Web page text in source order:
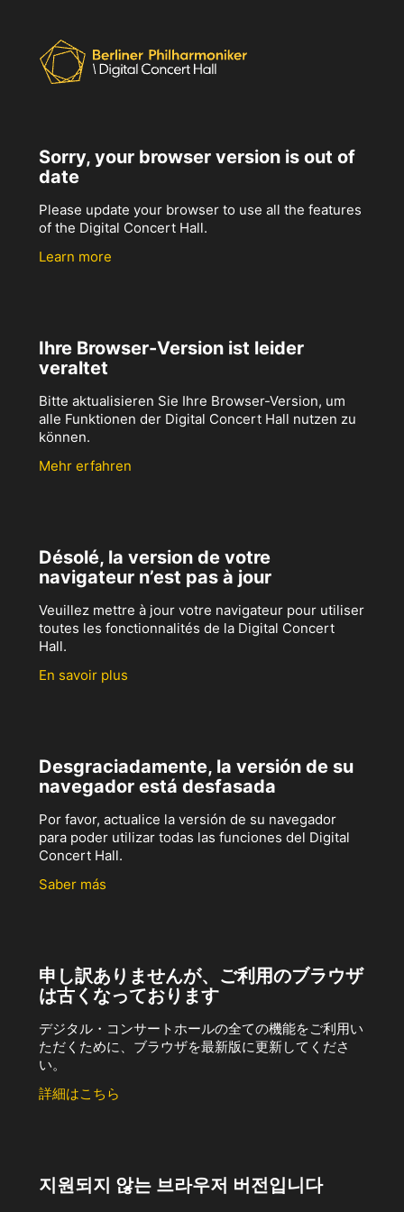
Sorry, your browser version is out of
date
Please update your browser to use all the features
of the Digital Concert Hall.
Learn more
Ihre Browser-Version ist leider
veraltet
Bitte aktualisieren Sie Ihre Browser-Version, um
alle Funktionen der Digital Concert Hall nutzen zu
können.
Mehr erfahren
Désolé, la version de votre
navigateur n’est pas à jour
Veuillez mettre à jour votre navigateur pour utiliser
toutes les fonctionnalités de la Digital Concert
Hall.
En savoir plus
Desgraciadamente, la versión de su
navegador está desfasada
Por favor, actualice la versión de su navegador
para poder utilizar todas las funciones del Digital
Concert Hall.
Saber más
申し訳ありませんが、ご利用のブラウザ
は古くなっております
デジタル・コンサートホールの全ての機能をご利用い
ただくために、ブラウザを最新版に更新してくださ
い。
詳細はこちら
지원되지 않는 브라우저 버전입니다